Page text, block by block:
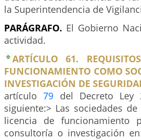
la Superintendencia de
PARÁGRAFO. El Gobierno
actividad.
ARTÍCULO 61.
FUNCIONAMIENTO COMO
INVESTIGACIÓN DE
artículo79 del Decreto
siguiente:> Las sociedades
licencia de funcionamiento
consultoría o investigación